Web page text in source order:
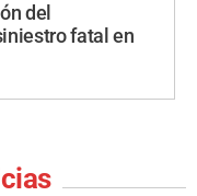
del
fatal en